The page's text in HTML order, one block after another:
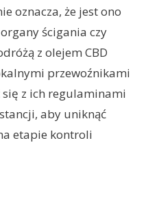
oznacza, że jest ono
ścigania czy
z olejem CBD
przewoźnikami
z ich regulaminami
aby uniknąć
etapie kontroli